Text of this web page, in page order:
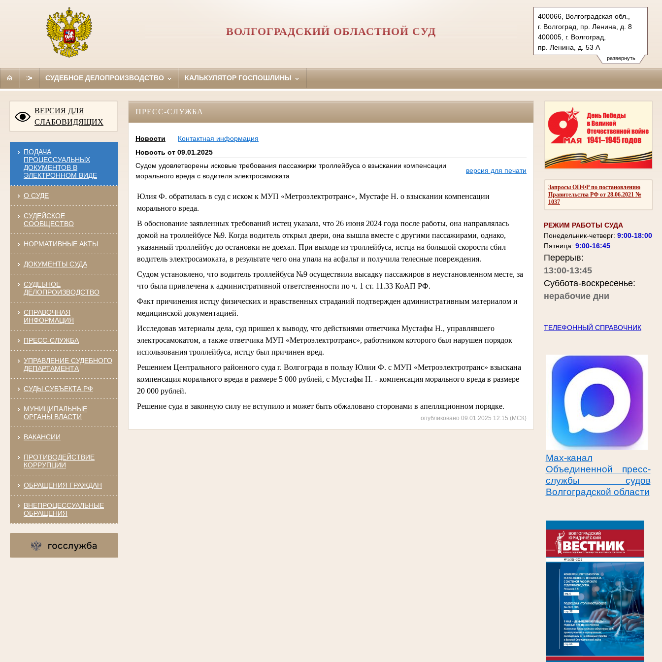
развернуть
400066, Волгоградская обл.,
г. Волгоград, пр. Ленина, д. 8
400005, г. Волгоград,
пр. Ленина, д. 53 А
Тел.: (8442) 38-21-98, 23-87-44
oblsud.vol@sudrf.ru
ВОЛГОГРАДСКИЙ ОБЛАСТНОЙ СУД
СУДЕБНОЕ ДЕЛОПРОИЗВОДСТВО КАЛЬКУЛЯТОР ГОСПОШЛИНЫ
ВЕРСИЯ ДЛЯ
СЛАБОВИДЯЩИХ
ПОДАЧА
ПРОЦЕССУАЛЬНЫХ
ДОКУМЕНТОВ В
ЭЛЕКТРОННОМ ВИДЕ
О СУДЕ
СУДЕЙСКОЕ
СООБЩЕСТВО
НОРМАТИВНЫЕ АКТЫ
ДОКУМЕНТЫ СУДА
СУДЕБНОЕ
ДЕЛОПРОИЗВОДСТВО
СПРАВОЧНАЯ
ИНФОРМАЦИЯ
ПРЕСС-СЛУЖБА
УПРАВЛЕНИЕ СУДЕБНОГО
ДЕПАРТАМЕНТА
СУДЫ СУБЪЕКТА РФ
МУНИЦИПАЛЬНЫЕ
ОРГАНЫ ВЛАСТИ
ВАКАНСИИ
ПРОТИВОДЕЙСТВИЕ
КОРРУПЦИИ
ОБРАЩЕНИЯ ГРАЖДАН
ВНЕПРОЦЕССУАЛЬНЫЕ
ОБРАЩЕНИЯ
Запросы ОПФР по постановлению
Правительства РФ от 28.06.2021 №
1037
РЕЖИМ РАБОТЫ СУДА
Понедельник-четверг: 9:00-18:00
Пятница: 9:00-16:45
Перерыв:
13:00-13:45
Суббота-воскресенье:
нерабочие дни
ТЕЛЕФОННЫЙ СПРАВОЧНИК
Max-канал
Объединенной пресс-
службы судов
Волгоградской области
ПРЕСС-СЛУЖБА
Новости
Контактная информация
Новость от 09.01.2025
Судом удовлетворены исковые требования пассажирки троллейбуса о взыскании компенсации
морального вреда с водителя электросамоката
версия для печати
Юлия Ф. обратилась в суд с иском к МУП «Метроэлектротранс», Мустафе Н. о взыскании компенсации
морального вреда.
В обоснование заявленных требований истец указала, что 26 июня 2024 года после работы, она направлялась
домой на троллейбусе №9. Когда водитель открыл двери, она вышла вместе с другими пассажирами, однако,
указанный троллейбус до остановки не доехал. При выходе из троллейбуса, истца на большой скорости сбил
водитель электросамоката, в результате чего она упала на асфальт и получила телесные повреждения.
Судом установлено, что водитель троллейбуса №9 осуществила высадку пассажиров в неустановленном месте, за
что была привлечена к административной ответственности по ч. 1 ст. 11.33 КоАП РФ.
Факт причинения истцу физических и нравственных страданий подтвержден административным материалом и
медицинской документацией.
Исследовав материалы дела, суд пришел к выводу, что действиями ответчика Мустафы Н., управлявшего
электросамокатом, а также ответчика МУП «Метроэлектротранс», работником которого был нарушен порядок
использования троллейбуса, истцу был причинен вред.
Решением Центрального районного суда г. Волгограда в пользу Юлии Ф. с МУП «Метроэлектротранс» взыскана
компенсация морального вреда в размере 5 000 рублей, с Мустафы Н. - компенсация морального вреда в размере
20 000 рублей.
Решение суда в законную силу не вступило и может быть обжаловано сторонами в апелляционном порядке.
опубликовано 09.01.2025 12:15 (МСК)